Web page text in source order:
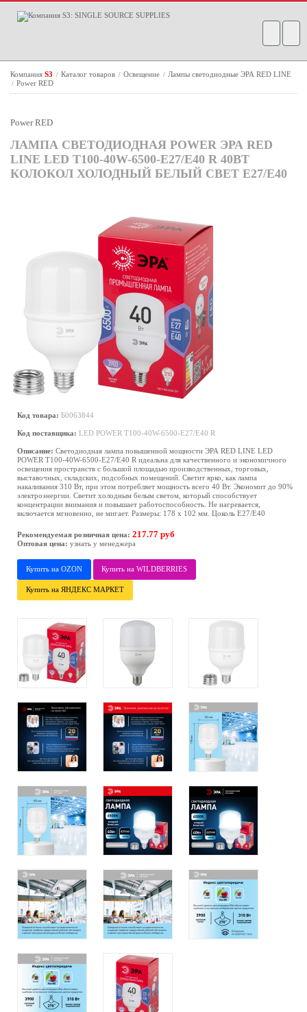
Компания S3 / Каталог товаров / Освещение / Лампы светодиодные ЭРА RED LINE
/ Power RED
Power RED
ЛАМПА СВЕТОДИОДНАЯ POWER ЭРА RED
LINE LED T100-40W-6500-E27/E40 R 40ВТ
КОЛОКОЛ ХОЛОДНЫЙ БЕЛЫЙ СВЕТ E27/E40
Код товара: Б0063844
Код поставщика: LED POWER T100-40W-6500-E27/E40 R
Описание: Светодиодная лампа повышенной мощности ЭРА RED LINE LED
POWER T100-40W-6500-E27/E40 R идеальна для качественного и экономичного
освещения пространств с большой площадью производственных, торговых,
выставочных, складских, подсобных помещений. Светит ярко, как лампа
накаливания 310 Вт, при этом потребляет мощность всего 40 Вт. Экономит до 90%
электроэнергии. Светит холодным белым светом, который способствует
концентрации внимания и повышает работоспособность. Не нагревается,
включается мгновенно, не мигает. Размеры: 178 х 102 мм. Цоколь Е27/E40
Рекомендуемая розничная цена: 217.77 руб
Оптовая цена: узнать у менеджера
Купить на OZON Купить на WILDBERRIES
Купить на ЯНДЕКС МАРКЕТ